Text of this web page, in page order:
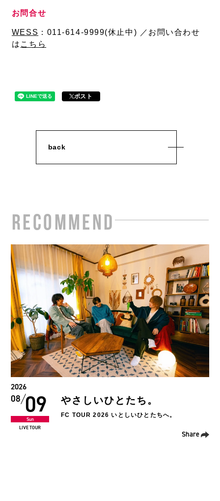
お問合せ
WESS ： 011-614-9999(休止中) ／お問い合わせ
は こちら
ポスト
back
RECOMMEND
2026
08 11
Tue
LIVE EVENT
HIKAGE
“human. TOUR”
Share